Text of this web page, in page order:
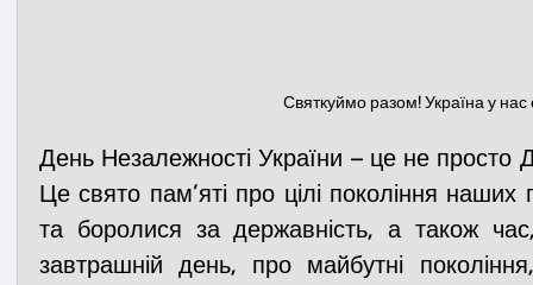
Святкуймо разом! Україна у нас
День Незалежності України – це не
Це свято пам’яті про цілі покоління
та боролися за державність, а також
завтрашній день, про майбутні